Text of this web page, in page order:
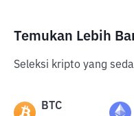
Temukan Lebih
Seleksi kripto yang
BTC